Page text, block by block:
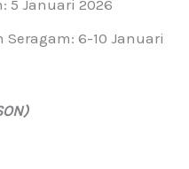
5 Januari 2026
6-10 Januari